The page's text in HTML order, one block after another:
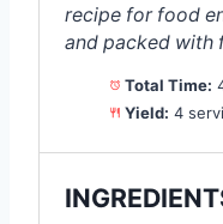
recipe for food
and packed with
Total Time:
Yield: 4